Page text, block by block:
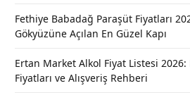
Fethiye Babadağ Paraşüt Fiyatları
Gökyüzüne Açılan En Güzel Kapı
Ertan Market Alkol Fiyat Listesi 2026:
Fiyatları ve Alışveriş Rehberi